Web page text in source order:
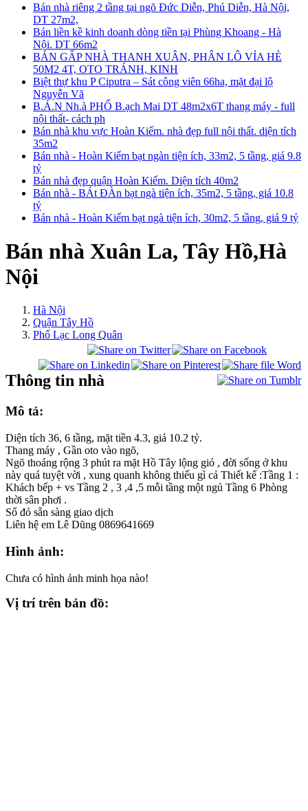
Bán nhà riêng 2 tầng tại ngõ Đức Diễn, Phú Diễn, Hà Nội,
DT 27m2,
Bán liền kề kinh doanh dòng tiền tại Phùng Khoang - Hà
Nội. DT 66m2
BÁN GẤP NHÀ THANH XUÂN, PHÂN LÔ VỈA HÈ
50M2 4T, OTO TRÁNH, KINH
Biệt thự khu P Ciputra – Sát công viên 66ha, mặt đại lộ
Nguyễn Vă
B.Á.N Nh.à PHỐ B.ạch Mai DT 48m2x6T thang máy - full
nội thất- cách ph
Bán nhà khu vực Hoàn Kiếm. nhà đẹp full nội thất. diện tích
35m2
Bán nhà - Hoàn Kiếm bạt ngàn tiện ích, 33m2, 5 tầng, giá 9.8
tỷ
Bán nhà đẹp quận Hoàn Kiếm. Diện tích 40m2
Bán nhà - BÁt ĐÀn bạt ngà tiện ích, 35m2, 5 tầng, giá 10.8
tỷ
Bán nhà - Hoàn Kiếm bạt ngà tiện ích, 30m2, 5 tầng, giá 9 tỷ
Bán nhà Xuân La, Tây Hồ,Hà
Nội
Hà Nội
Quận Tây Hồ
Phố Lạc Long Quân
Thông tin nhà
Mô tả:
Diện tích 36, 6 tầng, mặt tiền 4.3, giá 10.2 tỷ.
Thang máy , Gần oto vào ngõ,
Ngõ thoáng rộng 3 phút ra mặt Hồ Tây lộng gió , đời sống ở khu
này quá tuyệt vời , xung quanh không thiếu gì cả Thiết kế :Tầng 1 :
Khách bếp + vs Tầng 2 , 3 ,4 ,5 mỗi tầng một ngủ Tầng 6 Phòng
thời sân phơi .
Sổ đỏ sẵn sàng giao dịch
Liên hệ em Lê Dũng 0869641669
Hình ảnh:
Chưa có hình ảnh minh họa nào!
Vị trí trên bản đồ: